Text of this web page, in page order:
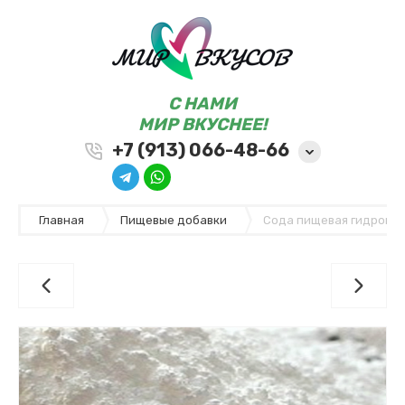
C НАМИ
МИР ВКУСНЕЕ!
+7 (913) 066-48-66
Главная Пищевые добавки Сода пищевая